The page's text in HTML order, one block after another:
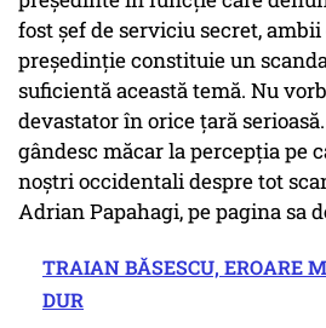
fost șef de serviciu secret,
președinție constituie un
suficientă această temă. Nu
devastator în orice țară
gândesc măcar la percepția pe
noștri occidentali despre tot
Adrian Papahagi, pe pagina sa
TRAIAN BĂSESCU, EROARE
DUR